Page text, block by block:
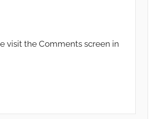
visit the Comments screen in